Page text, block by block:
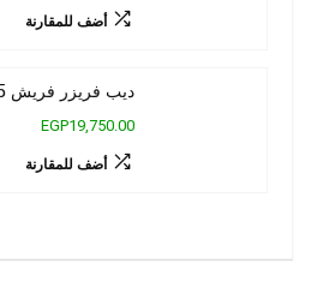
أضف للمقارنة
ديب فريزر فريش 5درج 130 لتر
EGP19,750.00
أضف للمقارنة